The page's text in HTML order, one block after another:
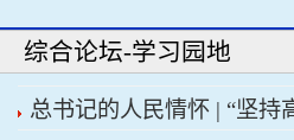
审计机关
综合论坛-学习园地
总书记的人民情怀 | “坚持